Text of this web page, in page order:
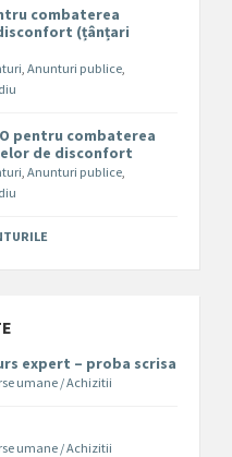
combaterea
(țânțari
,Anunturi publice,
pentru combaterea
de disconfort
,Anunturi publice,
expert – proba scrisa
umane / Achizitii
umane / Achizitii